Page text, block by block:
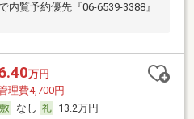
内覧予約優先『06-6539-3388』
万円
理費4,700円
なし
13.2万円